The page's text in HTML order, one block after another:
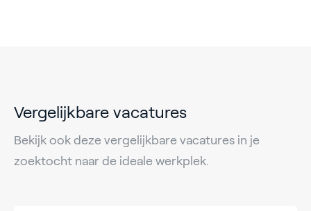
Vergelijkbare vacatures
Bekijk ook deze vergelijkbare vacatures in je
zoektocht naar de ideale werkplek.